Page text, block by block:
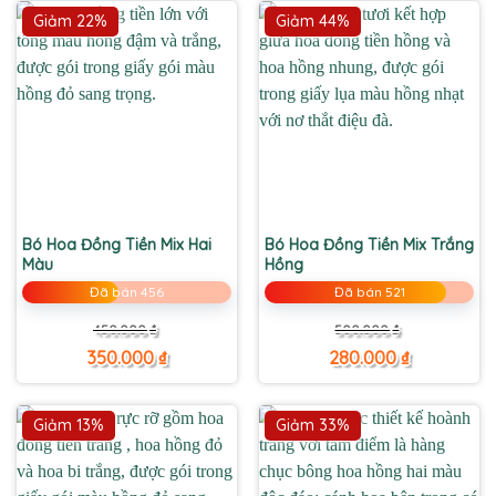
Giảm 22%
Bó Hoa Đồng Tiền Mix Hai
Màu
Đã bán 456
450.000₫
Giá
gốc
là:
450.000 ₫.
350.000₫
Giá
hiện
tại
là:
350.000 ₫.
Giảm 44%
Bó Hoa Đồng Tiền Mix Trắng
Hồng
Đã bán 521
500.000₫
Giá
gốc
là:
500.000 ₫.
280.000₫
Giá
hiện
tại
là:
280.000 ₫.
Giảm 13% Giảm 33%